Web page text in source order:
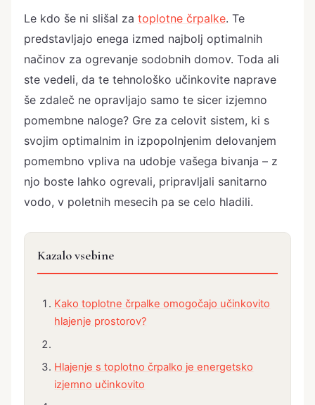
Le kdo še ni slišal za toplotne črpalke. Te
predstavljajo enega izmed najbolj optimalnih
načinov za ogrevanje sodobnih domov. Toda ali
ste vedeli, da te tehnološko učinkovite naprave
še zdaleč ne opravljajo samo te sicer izjemno
pomembne naloge? Gre za celovit sistem, ki s
svojim optimalnim in izpopolnjenim delovanjem
pomembno vpliva na udobje vašega bivanja – z
njo boste lahko ogrevali, pripravljali sanitarno
vodo, v poletnih mesecih pa se celo hladili.
Kazalo vsebine
Kako toplotne črpalke omogočajo učinkovito
hlajenje prostorov?
Hlajenje s toplotno črpalko je energetsko
izjemno učinkovito